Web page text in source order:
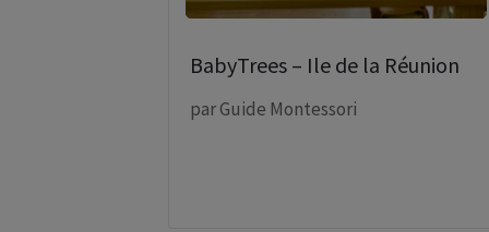
BabyTrees – Ile de la Réunion
parGuide Montessori